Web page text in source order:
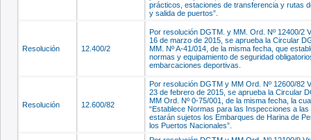
prácticos, estaciones de transferencia y rutas
y salida de puertos”.
Resolución 12.400/2
Por resolución DGTM. y MM. Ord. Nº 12400/2
16 de marzo de 2015, se aprueba la Circular
MM. Nº A-41/014, de la misma fecha, que
normas y equipamiento de seguridad
embarcaciones deportivas.
Resolución 12.600/82
Por resolución DGTM y MM Ord. Nº 12600/82
23 de febrero de 2015, se aprueba la Circular
MM Ord. Nº 0-75/001, de la misma fecha, la
“Establece Normas para las Inspecciones a las
estarán sujetos los Embarques de Harina de
los Puertos Nacionales”.